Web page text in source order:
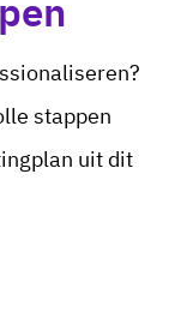
stappen
uit dit